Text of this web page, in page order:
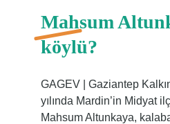
Mahsum
köylü?
GAGEV | Gaziantep
yılında Mardin’in Midyat
Mahsum Altunkaya,